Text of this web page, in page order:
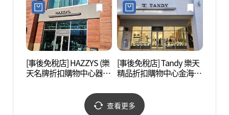
프리미엄아울렛 김해점)
리미엄아울렛 김해점)
[事後免稅店] HAZZYS (樂
天名牌折扣購物中心器興
[事後免稅店] Tandy 樂天
精品折扣購物中心金海店
렛 김해점)
查看更多